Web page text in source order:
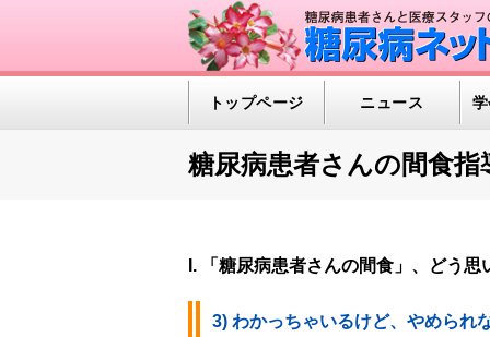
トップページ ニュース
糖尿病患者さんの間食
I. 「糖尿病患者さんの間食」、どう思
3) わかっちゃいるけど、やめられ